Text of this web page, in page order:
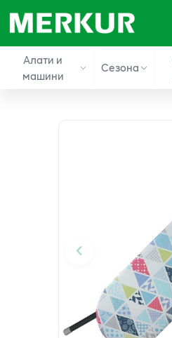
Алати и
машини
Сезона